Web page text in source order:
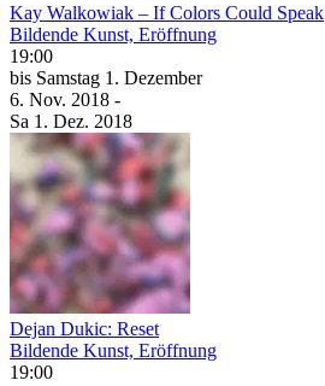
Kay Walkowiak – If Colors Could Speak
Bildende Kunst, Eröffnung
19:00
bis Samstag 1. Dezember
6. Nov. 2018 -
Sa 1. Dez. 2018
Dejan Dukic: Reset
Bildende Kunst, Eröffnung
19:00